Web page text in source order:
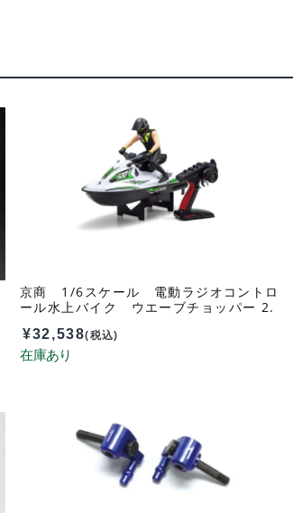
京商 1/6スケール 電動ラジオコントロ
ール水上バイク ウエーブチョッパー 2.
+付 40211T1
¥32,538(税込)